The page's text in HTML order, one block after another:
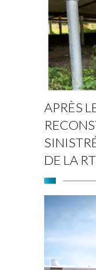
APRÈS
DE LA